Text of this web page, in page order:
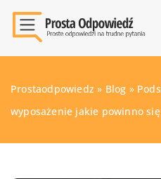
Prostaodpowiedz » Blog »
wyposażenie jakie powinno